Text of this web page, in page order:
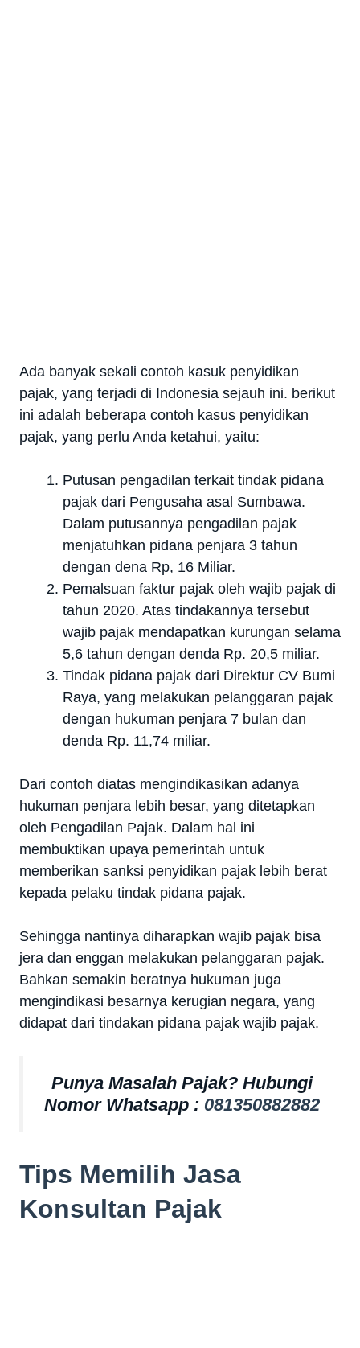
Ada banyak sekali contoh kasuk penyidikan
pajak, yang terjadi di Indonesia sejauh ini. berikut
ini adalah beberapa contoh kasus penyidikan
pajak, yang perlu Anda ketahui, yaitu:
Putusan pengadilan terkait tindak pidana
pajak dari Pengusaha asal Sumbawa.
Dalam putusannya pengadilan pajak
menjatuhkan pidana penjara 3 tahun
dengan dena Rp, 16 Miliar.
Pemalsuan faktur pajak oleh wajib pajak di
tahun 2020. Atas tindakannya tersebut
wajib pajak mendapatkan kurungan selama
5,6 tahun dengan denda Rp. 20,5 miliar.
Tindak pidana pajak dari Direktur CV Bumi
Raya, yang melakukan pelanggaran pajak
dengan hukuman penjara 7 bulan dan
denda Rp. 11,74 miliar.
Dari contoh diatas mengindikasikan adanya
hukuman penjara lebih besar, yang ditetapkan
oleh Pengadilan Pajak. Dalam hal ini
membuktikan upaya pemerintah untuk
memberikan sanksi penyidikan pajak lebih berat
kepada pelaku tindak pidana pajak.
Sehingga nantinya diharapkan wajib pajak bisa
jera dan enggan melakukan pelanggaran pajak.
Bahkan semakin beratnya hukuman juga
mengindikasi besarnya kerugian negara, yang
didapat dari tindakan pidana pajak wajib pajak.
Punya Masalah Pajak? Hubungi
Nomor Whatsapp : 081350882882
Tips Memilih Jasa
Konsultan Pajak